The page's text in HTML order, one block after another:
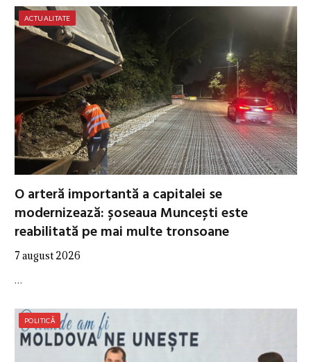
ACTUALITATE
O arteră importantă a capitalei se
modernizează: șoseaua Muncești este
reabilitată pe mai multe tronsoane
7 august 2026
…
POLITICĂ